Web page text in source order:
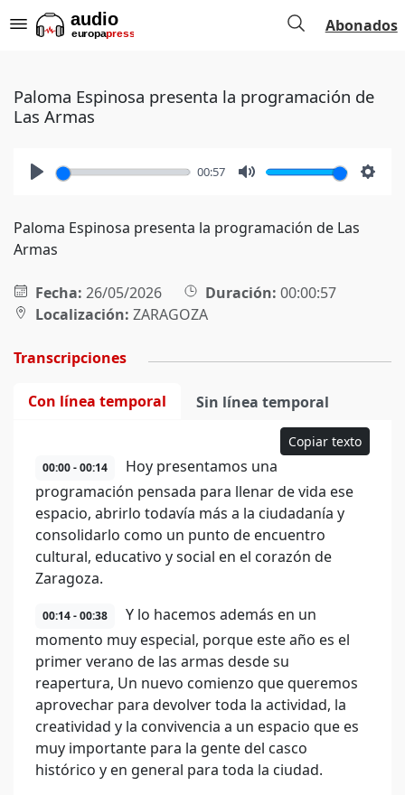
Abonados
Paloma Espinosa presenta la programación de
Las Armas
00:57
Paloma Espinosa presenta la programación de Las
Armas
Fecha: 26/05/2026 Duración: 00:00:57
Localización: ZARAGOZA
Transcripciones
Con línea temporal Sin línea temporal
Copiar texto
00:00 - 00:14
Hoy presentamos una
programación pensada para llenar de vida ese
espacio, abrirlo todavía más a la ciudadanía y
consolidarlo como un punto de encuentro
cultural, educativo y social en el corazón de
Zaragoza.
00:14 - 00:38
Y lo hacemos además en un
momento muy especial, porque este año es el
primer verano de las armas desde su
reapertura, Un nuevo comienzo que queremos
aprovechar para devolver toda la actividad, la
creatividad y la convivencia a un espacio que es
muy importante para la gente del casco
histórico y en general para toda la ciudad.